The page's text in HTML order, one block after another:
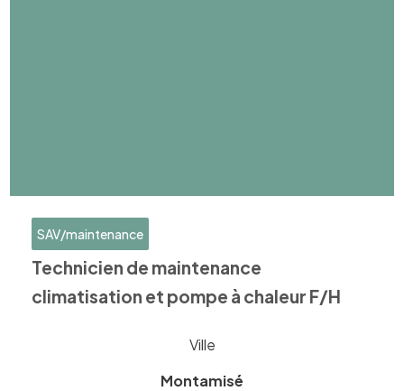
SAV/maintenance
Technicien de maintenance
climatisation et pompe à chaleur F/H
Ville
Montamisé